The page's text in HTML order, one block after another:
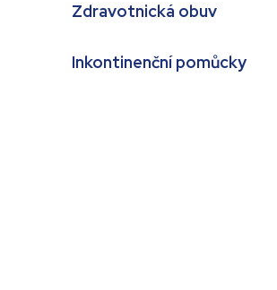
Zdravotnická obuv
Inkontinenční pomůcky